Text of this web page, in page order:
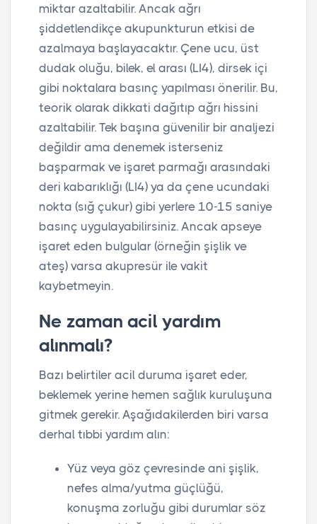
miktar azaltabilir. Ancak ağrı
şiddetlendikçe akupunkturun etkisi de
azalmaya başlayacaktır. Çene ucu, üst
dudak oluğu, bilek, el arası (LI4), dirsek içi
gibi noktalara basınç yapılması önerilir. Bu,
teorik olarak dikkati dağıtıp ağrı hissini
azaltabilir. Tek başına güvenilir bir analjezi
değildir ama denemek isterseniz
başparmak ve işaret parmağı arasındaki
deri kabarıklığı (LI4) ya da çene ucundaki
nokta (sığ çukur) gibi yerlere 10-15 saniye
basınç uygulayabilirsiniz. Ancak apseye
işaret eden bulgular (örneğin şişlik ve
ateş) varsa akupresür ile vakit
kaybetmeyin.
Ne zaman acil yardım
alınmalı?
Bazı belirtiler acil duruma işaret eder,
beklemek yerine hemen sağlık kuruluşuna
gitmek gerekir. Aşağıdakilerden biri varsa
derhal tıbbi yardım alın:
Yüz veya göz çevresinde ani şişlik,
nefes alma/yutma güçlüğü,
konuşma zorluğu gibi durumlar söz